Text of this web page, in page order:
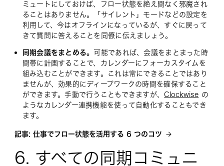
ミュートにしておけば、フロー状態を絶え間なく邪魔され
ることはありません。「サイレント」モードなどの設定を
利用して、今はオフラインになっているが、すぐに戻って
きて質問に答えることを同僚に伝えましょう。
同期会議をまとめる。
可能であれば、会議をまとまった時
間帯に計画することで、カレンダーにフォーカスタイムを
組み込むことができます。これは常にできることではあり
ませんが、効果的にディープワークの時間を確保すること
ができます。手動で行うこともできますが、Clockwise の
ようなカレンダー連携機能を使って自動化することもでき
ます。
記事: 仕事でフロー状態を活用する 6 つのコツ
6. すべての同期コミュニ